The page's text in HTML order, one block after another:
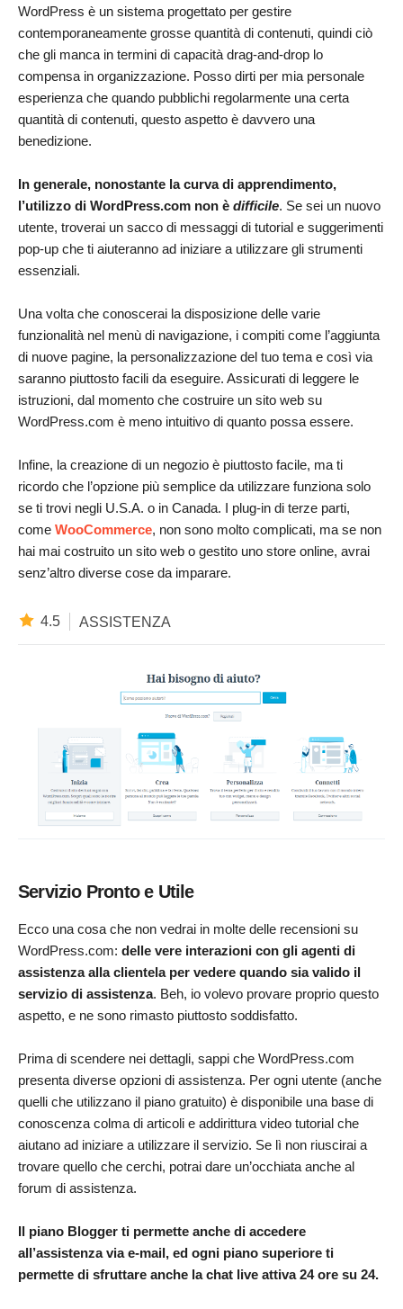
WordPress è un sistema progettato per gestire
contemporaneamente grosse quantità di contenuti, quindi ciò
che gli manca in termini di capacità drag-and-drop lo
compensa in organizzazione. Posso dirti per mia personale
esperienza che quando pubblichi regolarmente una certa
quantità di contenuti, questo aspetto è davvero una
benedizione.
In generale, nonostante la curva di apprendimento,
l’utilizzo di WordPress.com non è difficile. Se sei un nuovo
utente, troverai un sacco di messaggi di tutorial e suggerimenti
pop-up che ti aiuteranno ad iniziare a utilizzare gli strumenti
essenziali.
Una volta che conoscerai la disposizione delle varie
funzionalità nel menù di navigazione, i compiti come l’aggiunta
di nuove pagine, la personalizzazione del tuo tema e così via
saranno piuttosto facili da eseguire. Assicurati di leggere le
istruzioni, dal momento che costruire un sito web su
WordPress.com è meno intuitivo di quanto possa essere.
Infine, la creazione di un negozio è piuttosto facile, ma ti
ricordo che l’opzione più semplice da utilizzare funziona solo
se ti trovi negli U.S.A. o in Canada. I plug-in di terze parti,
come WooCommerce, non sono molto complicati, ma se non
hai mai costruito un sito web o gestito uno store online, avrai
senz’altro diverse cose da imparare.
4.5 ASSISTENZA
Servizio Pronto e Utile
Ecco una cosa che non vedrai in molte delle recensioni su
WordPress.com: delle vere interazioni con gli agenti di
assistenza alla clientela per vedere quando sia valido il
servizio di assistenza. Beh, io volevo provare proprio questo
aspetto, e ne sono rimasto piuttosto soddisfatto.
Prima di scendere nei dettagli, sappi che WordPress.com
presenta diverse opzioni di assistenza. Per ogni utente (anche
quelli che utilizzano il piano gratuito) è disponibile una base di
conoscenza colma di articoli e addirittura video tutorial che
aiutano ad iniziare a utilizzare il servizio. Se lì non riuscirai a
trovare quello che cerchi, potrai dare un’occhiata anche al
forum di assistenza.
Il piano Blogger ti permette anche di accedere
all’assistenza via e-mail, ed ogni piano superiore ti
permette di sfruttare anche la chat live attiva 24 ore su 24.